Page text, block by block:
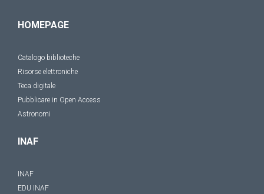
HOMEPAGE
Catalogo biblioteche
Risorse elettroniche
Teca digitale
Pubblicare in Open Access
Astronomi
INAF
INAF
EDU INAF